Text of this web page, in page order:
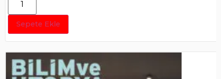
Sepete Ekle